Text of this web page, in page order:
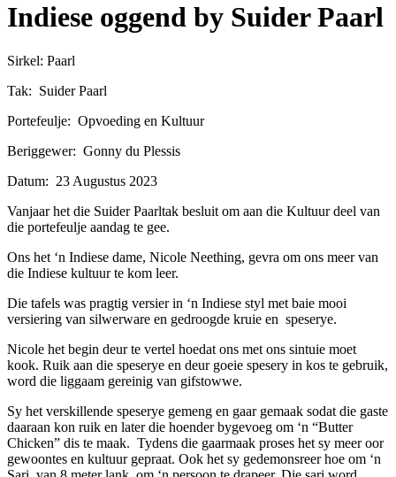
Indiese oggend by Suider Paarl
Sirkel: Paarl
Tak: Suider Paarl
Portefeulje: Opvoeding en Kultuur
Beriggewer: Gonny du Plessis
Datum: 23 Augustus 2023
Vanjaar het die Suider Paarltak besluit om aan die Kultuur deel van
die portefeulje aandag te gee.
Ons het ‘n Indiese dame, Nicole Neething, gevra om ons meer van
die Indiese kultuur te kom leer.
Die tafels was pragtig versier in ‘n Indiese styl met baie mooi
versiering van silwerware en gedroogde kruie en speserye.
Nicole het begin deur te vertel hoedat ons met ons sintuie moet
kook. Ruik aan die speserye en deur goeie spesery in kos te gebruik,
word die liggaam gereinig van gifstowwe.
Sy het verskillende speserye gemeng en gaar gemaak sodat die gaste
daaraan kon ruik en later die hoender bygevoeg om ‘n “Butter
Chicken” dis te maak. Tydens die gaarmaak proses het sy meer oor
gewoontes en kultuur gepraat. Ook het sy gedemonsreer hoe om ‘n